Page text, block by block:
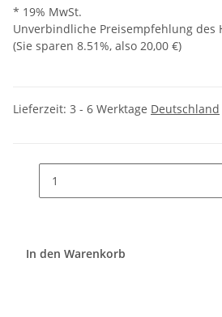
* 19% MwSt.
Unverbindliche Preisempfehlung des
(Sie sparen 8.51%, also 20,00 €)
Lieferzeit: 3 - 6 Werktage Deutschland
In den Warenkorb